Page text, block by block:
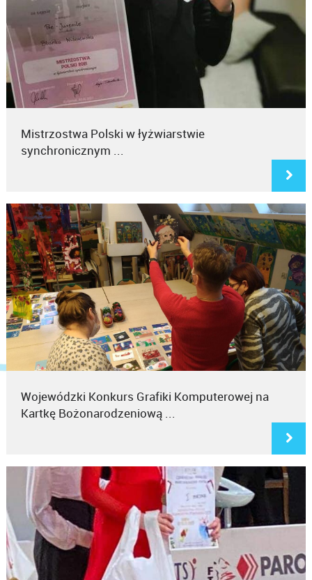
Mistrzostwa Polski w łyżwiarstwie
synchronicznym ...
Wojewódzki Konkurs Grafiki Komputerowej na
Kartkę Bożonarodzeniową ...